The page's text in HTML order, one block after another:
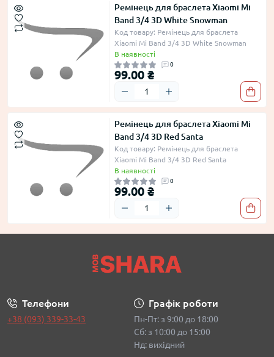
Ремінець для браслета Xiaomi Mi
Band 3/4 3D White Snowman
Код товару: Ремінець для браслета
Xiaomi Mi Band 3/4 3D White Snowman
В наявності
0
99.00 ₴
Ремінець для браслета Xiaomi Mi
Band 3/4 3D Red Santa
Код товару: Ремінець для браслета
Xiaomi Mi Band 3/4 3D Red Santa
В наявності
0
99.00 ₴
Телефони
+38 (093) 339-33-43
Графік роботи
Пн-Пт: з 9:00 до 18:00
Сб: з 10:00 до 15:00
Нд: вихідний